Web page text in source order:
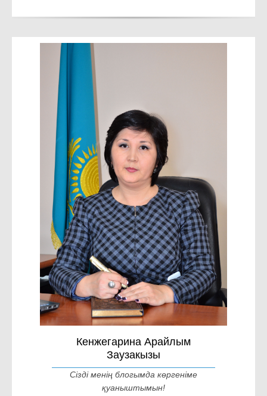
Кенжегарина Арайлым
Заузакызы
Сізді менің блогымда көргеніме
қуаныштымын!